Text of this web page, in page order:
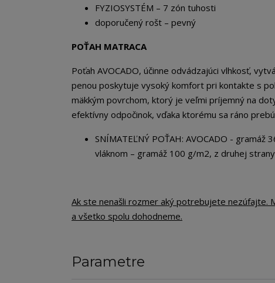
FYZIOSYSTÉM – 7 zón tuhosti
doporučený rošt – pevný
POŤAH MATRACA
Poťah AVOCADO, účinne odvádzajúci vlhkosť,
penou poskytuje vysoký komfort pri kontakte s
mäkkým povrchom, ktorý je veľmi príjemný na
efektívny odpočinok, vďaka ktorému sa ráno
SNÍMATEĽNÝ POŤAH: AVOCADO -
vláknom – gramáž 100 g/m2, z druhej
Ak ste nenašli rozmer aký potrebujete nezúfajte.
a všetko spolu dohodneme.
Parametre